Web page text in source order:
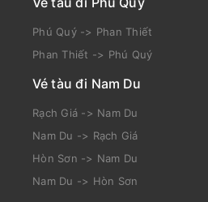
Vé tàu đi Phú Quý
Phú Quý -> Phan Thiết
Phan Thiết -> Phú Quý
Vé tàu đi Nam Du